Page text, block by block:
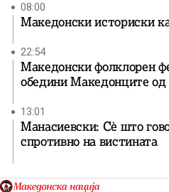
08:00
Македонски историски
22:54
Македонски фолклорен
обедини Македонците од
13:01
Манасиевски: Сè што
спротивно на вистината